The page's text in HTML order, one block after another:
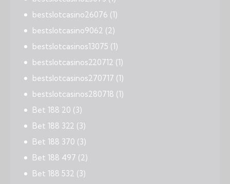
bestslotcasino26076 (1)
bestslotcasino9062 (2)
bestslotcasinos13075 (1)
bestslotcasinos220712 (1)
bestslotcasinos270717 (1)
bestslotcasinos280718 (1)
Bet 188 20 (3)
Bet 188 322 (3)
Bet 188 370 (3)
Bet 188 497 (2)
Bet 188 532 (3)